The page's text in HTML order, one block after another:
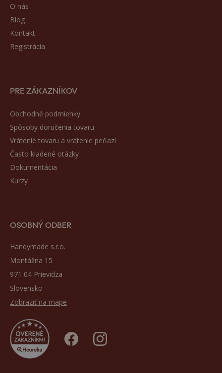
O nás
Blog
Kontakt
Registrácia
PRE ZÁKAZNÍKOV
Obchodné podmienky
Spôsoby doručenia tovaru
Vrátenie tovaru a vrátenie peňazí
Často kladené otázky
Dokumentácia
Kurzy
OSOBNÝ ODBER
Handymade s.r.o.
Montážna 15
971 04 Prievidza
Slovensko
Zobraziť na mape